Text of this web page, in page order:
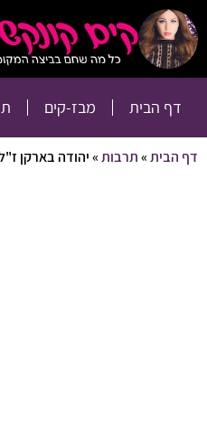
דף הבית מבז-קים
דף הבית»תרבות»יהודה בארקן